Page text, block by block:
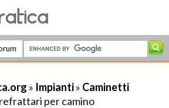
» Impianti» Caminetti
per camino